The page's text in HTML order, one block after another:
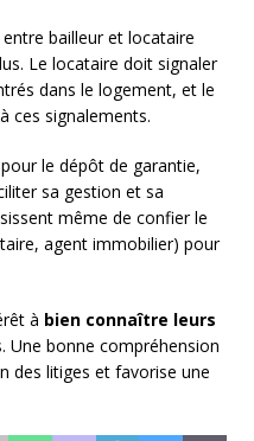
entre bailleur et locataire
Le locataire doit signaler
dans le logement, et le
ces signalements.
pour le dépôt de garantie,
sa gestion et sa
même de confier le
agent immobilier) pour
à bien connaître leurs
Une bonne compréhension
des litiges et favorise une